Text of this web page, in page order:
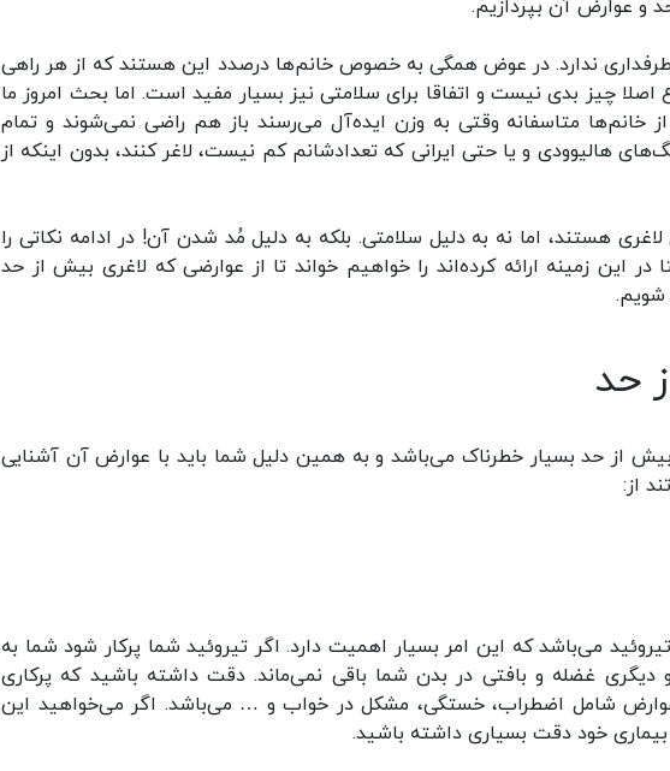
و عوارض آن بپردازیم.
ندارد. در عوض همگی به خصوص خانم‌ها درصدد این هستند که از هر راهی
چیز بدی نیست و اتفاقا برای سلامتی نیز بسیار مفید است. اما بحث امروز ما
خانم‌ها متاسفانه وقتی به وزن ایده‌آل می‌رسند باز هم راضی نمی‌شوند و تمام
هالیوودی و یا حتی ایرانی که تعدادشانم کم نیست، لاغر کنند، بدون اینکه از
هستند، اما نه‌ به دلیل سلامتی. بلکه به دلیل مُد شدن آن! در ادامه نکاتی را
زمینه ارائه کرده‌اند را خواهیم خواند تا از عوارضی که لاغری بیش از حد
شویم.
حد
از حد بسیار خطرناک می‌باشد و به همین دلیل شما باید با عوارض آن آشنایی
از:
می‌باشد که این امر بسیار اهمیت دارد. اگر تیروئید شما پرکار شود شما به
غضله و بافتی در بدن شما باقی نمی‌ماند. دقت داشته باشید که پرکاری
شامل اضطراب، خستگی، مشکل در خواب و … می‌باشد. اگر می‌خواهید این
خود دقت بسیاری داشته باشید.